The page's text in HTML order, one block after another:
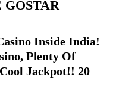
Inside India!
Plenty Of
Jackpot!! 20